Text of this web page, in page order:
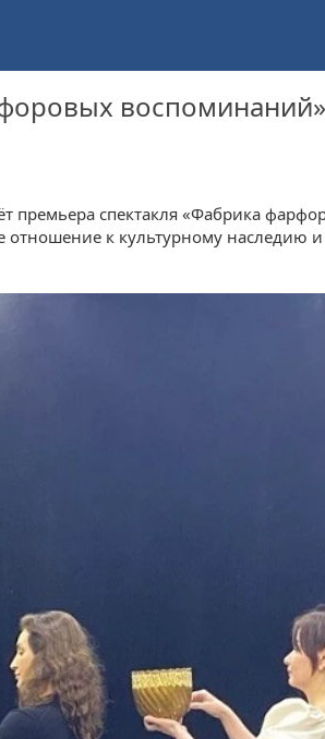
воспоминаний»
премьера спектакля «Фабрика
к культурному